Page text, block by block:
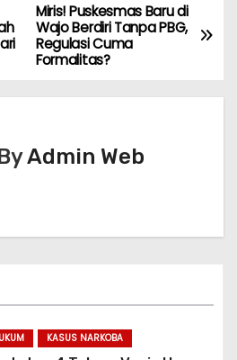
Miris! Puskesmas Baru di
Wajo Berdiri Tanpa PBG,
Regulasi Cuma
Formalitas?
Admin Web
KASUS NARKOBA